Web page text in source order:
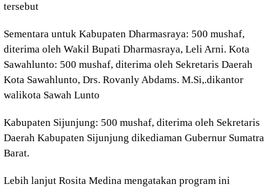
tersebut
Sementara untuk Kabupaten Dharmasraya: 500 mushaf,
diterima oleh Wakil Bupati Dharmasraya, Leli Arni. Kota
Sawahlunto: 500 mushaf, diterima oleh Sekretaris Daerah
Kota Sawahlunto, Drs. Rovanly Abdams. M.Si,.dikantor
walikota Sawah Lunto
Kabupaten Sijunjung: 500 mushaf, diterima oleh Sekretaris
Daerah Kabupaten Sijunjung dikediaman Gubernur Sumatra
Barat.
Lebih lanjut Rosita Medina mengatakan program ini